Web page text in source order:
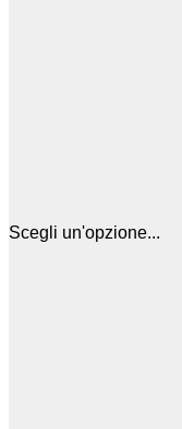
Scegli un'opzione...